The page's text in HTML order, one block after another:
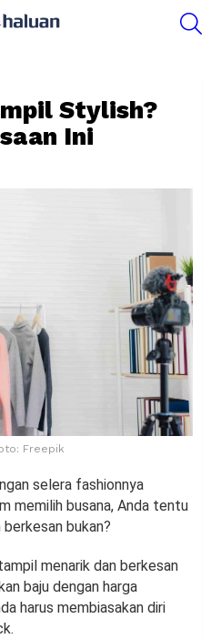
Stylish?
Ini
Freepik
selera fashionnya
memilih busana, Anda tentu
berkesan bukan?
menarik dan berkesan
baju dengan harga
harus membiasakan diri